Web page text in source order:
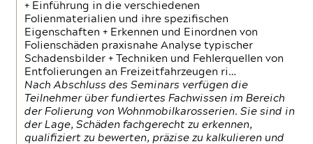
+ Einführung in die verschiedenen
Folienmaterialien und ihre spezifischen
Eigenschaften + Erkennen und Einordnen von
Folienschäden praxisnahe Analyse typischer
Schadensbilder + Techniken und Fehlerquellen von
Entfolierungen an Freizeitfahrzeugen ri…
Nach Abschluss des Seminars verfügen die
Teilnehmer über fundiertes Fachwissen im Bereich
der Folierung von Wohnmobilkarosserien. Sie sind in
der Lage, Schäden fachgerecht zu erkennen,
qualifiziert zu bewerten, präzise zu kalkulieren und